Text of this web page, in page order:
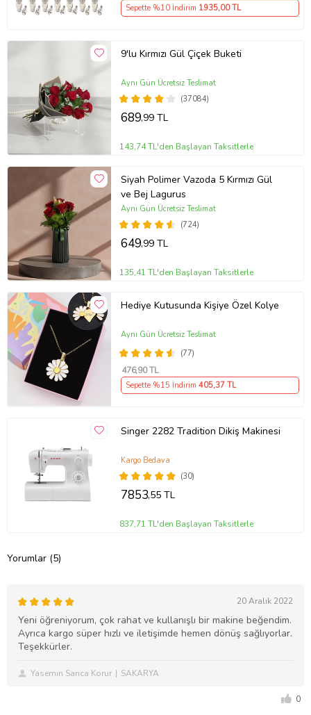
Sepette %10 İndirim 1935,00 TL
9'lu Kırmızı Gül Çiçek Buketi
(37084)
Aynı Gün Ücretsiz Teslimat
689,99 TL
143,74 TL'den Başlayan Taksitlerle
Siyah Polimer Vazoda 5 Kırmızı Gül
ve Bej Lagurus
(724)
Aynı Gün Ücretsiz Teslimat
649,99 TL
135,41 TL'den Başlayan Taksitlerle
Hediye Kutusunda Kişiye Özel Kolye
(77)
Aynı Gün Ücretsiz Teslimat
476,90 TL
Sepette %15 İndirim 405,37 TL
Singer 2282 Tradition Dikiş Makinesi
(30)
Kargo Bedava
7853,55 TL
837,71 TL'den Başlayan Taksitlerle
Yorumlar (5)
20 Aralık 2022
Yeni öğreniyorum, çok rahat ve kullanışlı bir makine beğendim.
Ayrıca kargo süper hızlı ve iletişimde hemen dönüş sağlıyorlar.
Teşekkürler.
Yasemın Sarıca Korur SAKARYA
0